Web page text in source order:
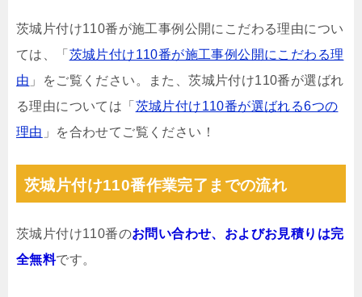
茨城片付け110番が施工事例公開にこだわる理由につい
ては、「 茨城片付け110番が施工事例公開にこだわる理
由 」をご覧ください。また、茨城片付け110番が選ばれ
る理由については「 茨城片付け110番が選ばれる6つの
理由 」を合わせてご覧ください！
茨城片付け110番作業完了までの流れ
茨城片付け110番のお問い合わせ、およびお見積りは完
全無料です。